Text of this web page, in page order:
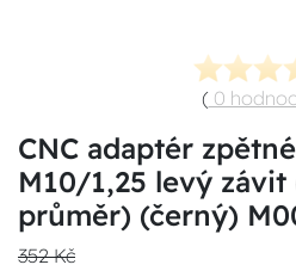
( 0
CNC adaptér
M10/1,25 levý závit
průměr) (černý)
352 Kč